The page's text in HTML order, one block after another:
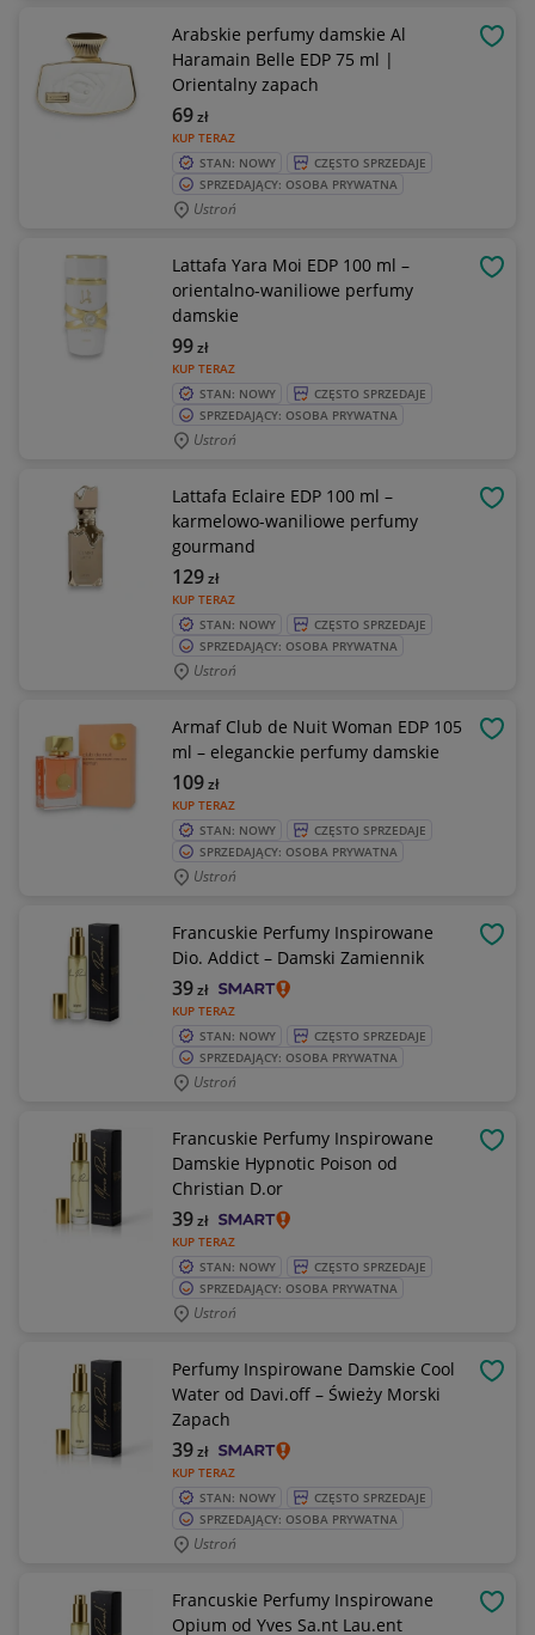
Arabskie perfumy damskie Al
Haramain Belle EDP 75 ml |
Orientalny zapach
KUP TERAZ
69zł
STAN: NOWY
CZĘSTO SPRZEDAJE
SPRZEDAJĄCY: OSOBA PRYWATNA
Ustroń
Lattafa Yara Moi EDP 100 ml –
orientalno-waniliowe perfumy
damskie
KUP TERAZ
99zł
STAN: NOWY
CZĘSTO SPRZEDAJE
SPRZEDAJĄCY: OSOBA PRYWATNA
Ustroń
Lattafa Eclaire EDP 100 ml –
karmelowo-waniliowe perfumy
gourmand
KUP TERAZ
129zł
STAN: NOWY
CZĘSTO SPRZEDAJE
SPRZEDAJĄCY: OSOBA PRYWATNA
Ustroń
Armaf Club de Nuit Woman EDP 105
ml – eleganckie perfumy damskie
KUP TERAZ
109zł
STAN: NOWY
CZĘSTO SPRZEDAJE
SPRZEDAJĄCY: OSOBA PRYWATNA
Ustroń
Francuskie Perfumy Inspirowane
Dio. Addict – Damski Zamiennik
KUP TERAZ
39zł
STAN: NOWY
CZĘSTO SPRZEDAJE
SPRZEDAJĄCY: OSOBA PRYWATNA
Ustroń
Francuskie Perfumy Inspirowane
Damskie Hypnotic Poison od
Christian D.or
KUP TERAZ
39zł
STAN: NOWY
CZĘSTO SPRZEDAJE
SPRZEDAJĄCY: OSOBA PRYWATNA
Ustroń
Perfumy Inspirowane Damskie Cool
Water od Davi.off – Świeży Morski
Zapach
KUP TERAZ
39zł
STAN: NOWY
CZĘSTO SPRZEDAJE
SPRZEDAJĄCY: OSOBA PRYWATNA
Ustroń
Francuskie Perfumy Inspirowane
Opium od Yves Sa.nt Lau.ent